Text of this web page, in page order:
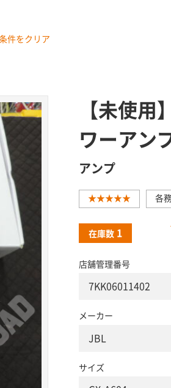
件をクリア
【未使用
ワーアン
アンプ
★★★★★ 各
在庫数 1
店舗管理番号
7KK06011402
メーカー
JBL
サイズ